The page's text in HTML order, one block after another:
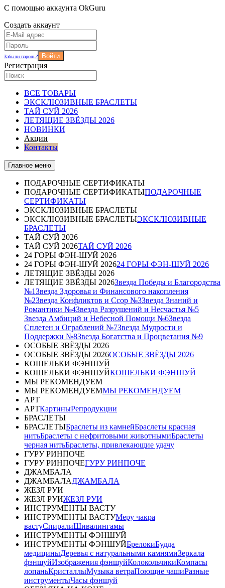
С помощью аккаунта OkGuru
Создать аккаунт
Забыли пароль? Войти
Регистрация
ВСЕ ТОВАРЫ
ЭКСКЛЮЗИВНЫЕ БРАСЛЕТЫ
ТАЙ СУЙ 2026
ЛЕТЯЩИЕ ЗВЁЗДЫ 2026
НОВИНКИ
Акции
Контакты
Главное меню
ПОДАРОЧНЫЕ СЕРТИФИКАТЫ
ПОДАРОЧНЫЕ СЕРТИФИКАТЫПОДАРОЧНЫЕ
СЕРТИФИКАТЫ
ЭКСКЛЮЗИВНЫЕ БРАСЛЕТЫ
ЭКСКЛЮЗИВНЫЕ БРАСЛЕТЫЭКСКЛЮЗИВНЫЕ
БРАСЛЕТЫ
ТАЙ СУЙ 2026
ТАЙ СУЙ 2026ТАЙ СУЙ 2026
24 ГОРЫ ФЭН-ШУЙ 2026
24 ГОРЫ ФЭН-ШУЙ 202624 ГОРЫ ФЭН-ШУЙ 2026
ЛЕТЯЩИЕ ЗВЁЗДЫ 2026
ЛЕТЯЩИЕ ЗВЁЗДЫ 2026Звезда Победы и Благородства
№1Звезда Здоровья и Финансового накопления
№2Звезда Конфликтов и Ссор №3Звезда Знаний и
Романтики №4Звезда Разрушений и Несчастья №5
Звезда Амбиций и Небесной Помощи №6Звезда
Сплетен и Ограблений №7Звезда Мудрости и
Поддержки №8Звезда Богатства и Процветания №9
ОСОБЫЕ ЗВЁЗДЫ 2026
ОСОБЫЕ ЗВЁЗДЫ 2026ОСОБЫЕ ЗВЁЗДЫ 2026
КОШЕЛЬКИ ФЭНШУЙ
КОШЕЛЬКИ ФЭНШУЙКОШЕЛЬКИ ФЭНШУЙ
МЫ РЕКОМЕНДУЕМ
МЫ РЕКОМЕНДУЕММЫ РЕКОМЕНДУЕМ
АРТ
АРТКартиныРепродукции
БРАСЛЕТЫ
БРАСЛЕТЫБраслеты из камнейБраслеты красная
нитьБраслеты с нефритовыми животнымиБраслеты
черная нитьБраслеты, привлекающие удачу
ГУРУ РИНПОЧЕ
ГУРУ РИНПОЧЕГУРУ РИНПОЧЕ
ДЖАМБАЛА
ДЖАМБАЛАДЖАМБАЛА
ЖЕЗЛ РУИ
ЖЕЗЛ РУИЖЕЗЛ РУИ
ИНСТРУМЕНТЫ ВАСТУ
ИНСТРУМЕНТЫ ВАСТУМеру чакра
вастуСпиралиШивалингамы
ИНСТРУМЕНТЫ ФЭНШУЙ
ИНСТРУМЕНТЫ ФЭНШУЙБрелокиБудда
медициныДеревья с натуральными камнямиЗеркала
фэншуйИзображения фэншуйКолокольчикиКомпасы
лопаньКристаллыМузыка ветраПоющие чашиРазные
инструментыЧасы фэншуй